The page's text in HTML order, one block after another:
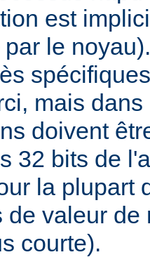
est
le
mais
doivent
32 bits de
la plupart
de valeur de
courte).